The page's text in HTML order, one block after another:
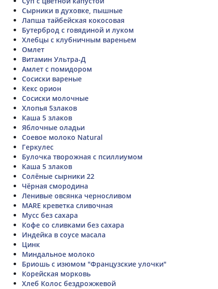
Сырники в духовке, пышные
Лапша тайбейская кокосовая
Бутерброд с говядиной и луком
Хлебцы с клубничным вареньем
Омлет
Витамин Ультра-Д
Амлет с помидором
Сосиски вареные
Кекс орион
Сосиски молочные
Хлопья 5злаков
Каша 5 злаков
Яблочные оладьи
Соевое молоко Natural
Геркулес
Булочка творожная с псиллиумом
Каша 5 злаков
Солёные сырники 22
Чёрная смородина
Ленивые овсянка черносливом
MARE креветка сливочная
Мусс без сахара
Кофе со сливками без сахара
Индейка в соусе масала
Цинк
Миндальное молоко
Бриошь с изюмом "Французские улочки"
Корейская морковь
Хлеб Колос бездрожжевой